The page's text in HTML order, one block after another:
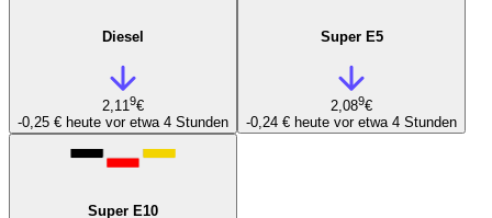
Diesel
2,119€
-0,25 € heute vor etwa 4 Stunden
Super E5
2,089€
-0,24 € heute vor etwa 4 Stunden
Super E10